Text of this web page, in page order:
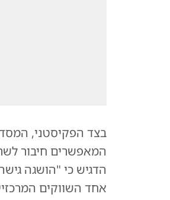
בצד הפקיסטני,
המאפשרים חיבור
הדגיש כי "הושגה
אחד השווקים